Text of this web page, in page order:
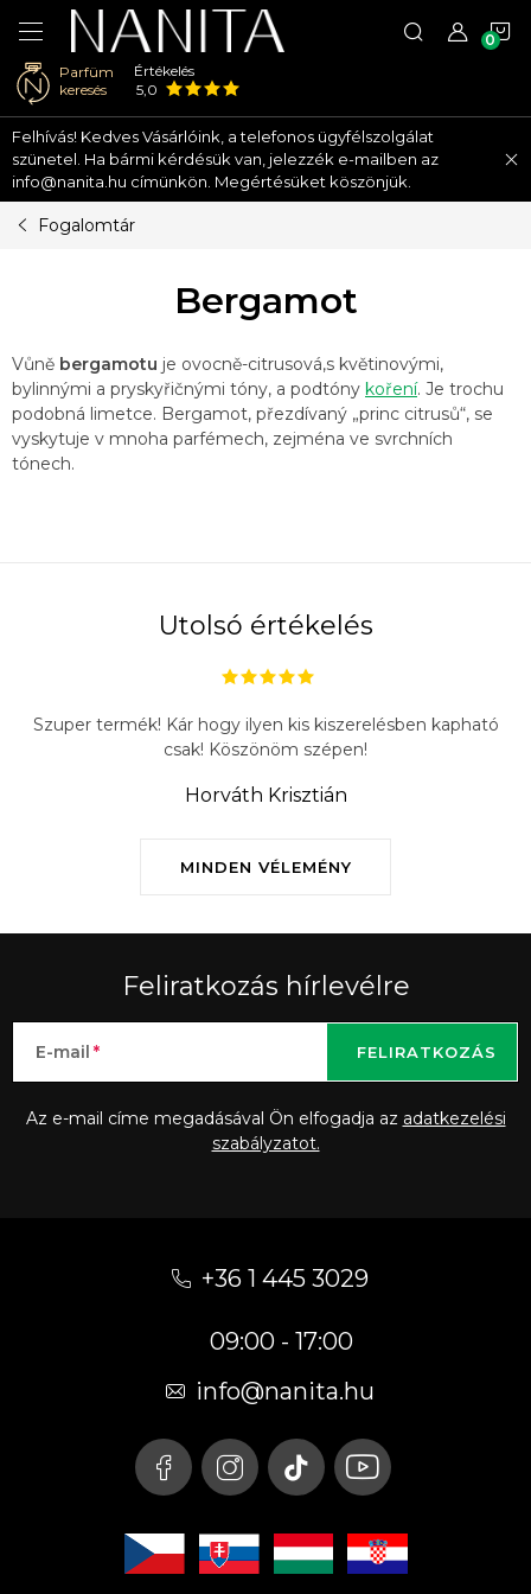
Ugrás
fő
tartalomhoz
Parfüm
keresés
Értékelés
5,0
Felhívás! Kedves Vásárlóink, a telefonos ügyfélszolgálat
szünetel. Ha bármi kérdésük van, jelezzék e-mailben az
info@nanita.hu címünkön. Megértésüket köszönjük.
Fogalomtár
Bergamot
Vůně bergamotu je ovocně-citrusová,s květinovými,
bylinnými a pryskyřičnými tóny, a podtóny koření. Je trochu
podobná limetce. Bergamot, přezdívaný „princ citrusů“, se
vyskytuje v mnoha parfémech, zejména ve svrchních
tónech.
Utolsó értékelés
MINDEN VÉLEMÉNY
Szuper termék! Kár hogy ilyen kis kiszerelésben kapható
csak! Köszönöm szépen!
Horváth Krisztián
Feliratkozás hírlevélre
E-mail
Az e-mail címe megadásával Ön elfogadja az adatkezelési
szabályzatot.
FELIRATKOZÁS
+36 1 445 3029
09:00 - 17:00
info@nanita.hu